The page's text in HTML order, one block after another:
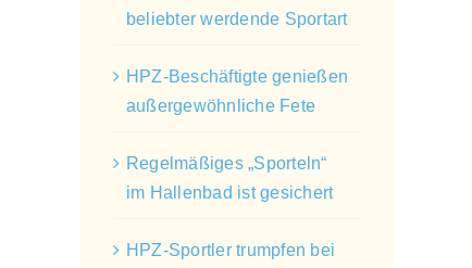
beliebter werdende Sportart
HPZ-Beschäftigte genießen
außergewöhnliche Fete
Regelmäßiges „Sporteln“
im Hallenbad ist gesichert
HPZ-Sportler trumpfen bei